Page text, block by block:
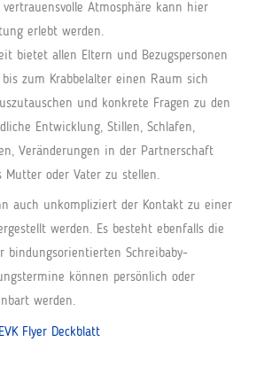
Atmosphäre kann hier
erlebt werden.
bietet allen Eltern und Bezugspersonen
zum Krabbelalter einen Raum sich
und konkrete Fragen zu den
Entwicklung, Stillen, Schlafen,
Veränderungen in der Partnerschaft
Mutter oder Vater zu stellen.
auch unkompliziert der Kontakt zu einer
werden. Es besteht ebenfalls die
bindungsorientierten Schreibaby-
können persönlich oder
werden.